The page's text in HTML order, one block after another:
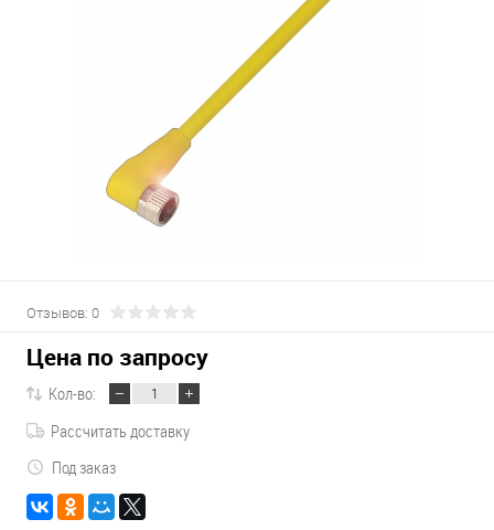
Отзывов: 0
Цена по запросу
Кол-во:
Рассчитать доставку
Под заказ